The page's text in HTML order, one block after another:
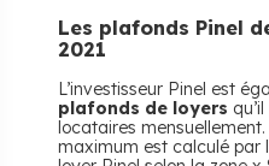
Les plafonds Pinel
2021
L’investisseur Pinel est
plafonds de loyers
locataires
maximum est calculé par